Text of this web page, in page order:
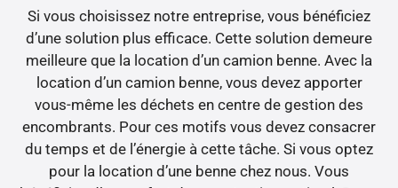
Si vous choisissez notre entreprise, vous bénéficiez
d’une solution plus efficace. Cette solution demeure
meilleure que la location d’un camion benne. Avec la
location d’un camion benne, vous devez apporter
vous-même les déchets en centre de gestion des
encombrants. Pour ces motifs vous devez consacrer
du temps et de l’énergie à cette tâche. Si vous optez
pour la location d’une benne chez nous. Vous